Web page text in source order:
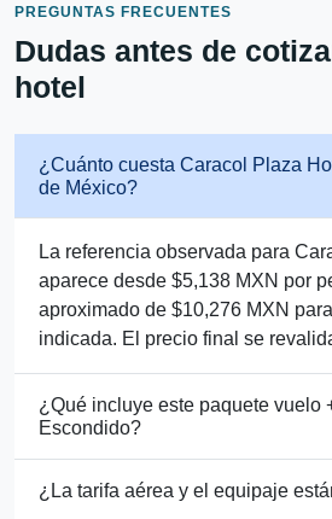
PREGUNTAS FRECUENTES
Dudas antes de
hotel
¿Cuánto cuesta Caracol Plaza
de México?
La referencia observada para
aparece desde $5,138 MXN por
aproximado de $10,276 MXN
indicada. El precio final se
¿Qué incluye este paquete vuelo
Escondido?
¿La tarifa aérea y el equipaje